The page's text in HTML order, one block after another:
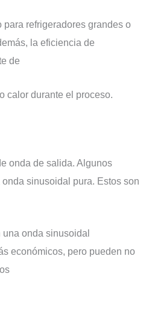
refrigeradores grandes o
la eficiencia de
de
calor durante el proceso.
onda de salida. Algunos
sinusoidal pura. Estos son
onda sinusoidal
económicos, pero pueden no